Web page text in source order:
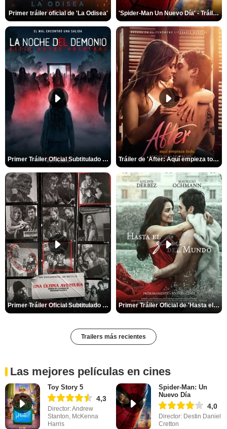
Primer tráiler oficial de 'La Odisea' 'Spider-Man Un Nuevo Día' - Tráiler oficial subtitulado
Primer Tráiler Oficial Subtitulado de 'La Noche Del Demonio: Están Entre Nosotros' Tráiler de 'After: Aquí empieza todo'
Primer Tráiler Oficial Subtitulado de 'Una última aventura: Detrás de cámaras de Stranger Things 5' Primer Tráiler Oficial de 'Hasta el fin del mundo'
Trailers más recientes
Las mejores películas en cines
Toy Story 5
4,3
Director: Andrew
Stanton, McKenna
Harris
Spider-Man: Un
Nuevo Día
4,0
Director: Destin Daniel
Cretton